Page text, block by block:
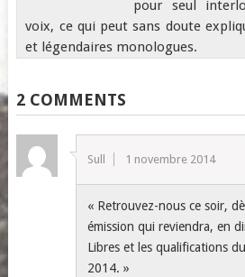
pour seul
voix, ce qui peut sans doute
et légendaires monologues.
2 COMMENTS
Sull 1 novembre 2014
« Retrouvez-nous ce soir,
émission qui reviendra, en
Libres et les qualifications
2014. »